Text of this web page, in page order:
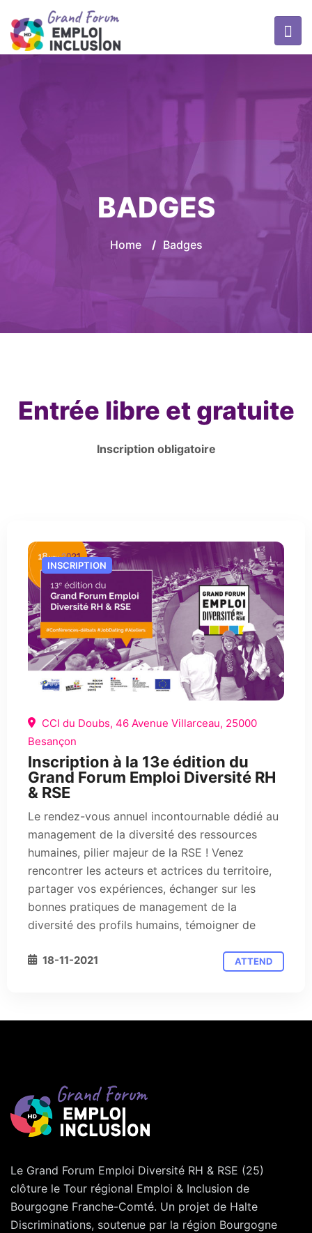
BADGES
Home / Badges
Entrée libre et gratuite
Inscription obligatoire
INSCRIPTION
CCI du Doubs, 46 Avenue Villarceau, 25000
Besançon
Inscription à la 13e édition du
Grand Forum Emploi Diversité RH
& RSE
Le rendez-vous annuel incontournable dédié au
management de la diversité des ressources
humaines, pilier majeur de la RSE ! Venez
rencontrer les acteurs et actrices du territoire,
partager vos expériences, échanger sur les
bonnes pratiques de management de la
diversité des profils humains, témoigner de
18-11-2021 ATTEND
Le Grand Forum Emploi Diversité RH & RSE (25)
clôture le Tour régional Emploi & Inclusion de
Bourgogne Franche-Comté. Un projet de Halte
Discriminations, soutenue par la région Bourgogne